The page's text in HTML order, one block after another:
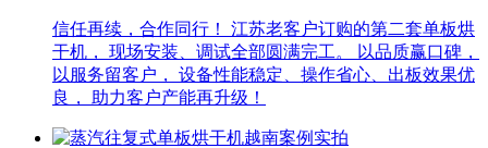
信任再续，合作同行！ 江苏老客户订购的第二套单板烘
干机， 现场安装、调试全部圆满完工。 以品质赢口碑，
以服务留客户， 设备性能稳定、操作省心、出板效果优
良， 助力客户产能再升级！